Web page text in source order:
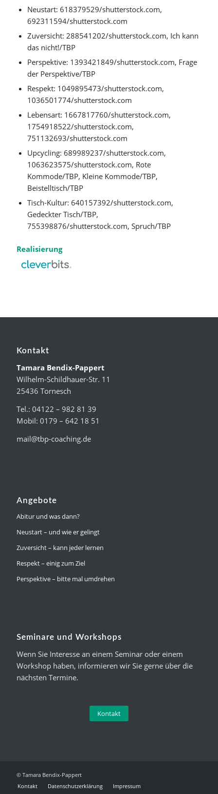
Neustart: 618379529/shutterstock.com,
692311594/shutterstock.com
Zuversicht: 288541202/shutterstock.com, Ich kann
das nicht!/TBP
Perspektive: 1393421849/shutterstock.com, Frage
der Perspektive/TBP
Respekt: 1049895473/shutterstock.com,
1036501774/shutterstock.com
Lebensart: 1667817760/shutterstock.com,
1754918522/shutterstock.com,
751132693/shutterstock.com
Upcycling: 689989237/shutterstock.com,
1063623575/shutterstock.com, Rote
Kommode/TBP, Kleine Kommode/TBP,
Beistelltisch/TBP
Tisch-Kultur: 640157392/shutterstock.com,
Gedeckter Tisch/TBP,
755398876/shutterstock.com, Spruch/TBP
Realisierung
Kontakt
Tamara Bendix-Pappert
Wilhelm-Schildhauer-Str. 11
25436 Tornesch
Tel.: 04122 – 982 81 39
Mobil: 0179 – 642 18 51
mail@tbp-coaching.de
Angebote
Abitur und was dann?
Neustart – und wie er gelingt
Zuversicht – kann jeder lernen
Respekt – einig zum Ziel
Perspektive – bitte mal umdrehen
Seminare und Workshops
Wenn Sie Interesse an einem Seminar oder einem
Workshop haben, informieren wir Sie gerne über die
nächsten Termine.
Kontakt
© Tamara Bendix-Pappert
Kontakt
Datenschutzerklärung Impressum